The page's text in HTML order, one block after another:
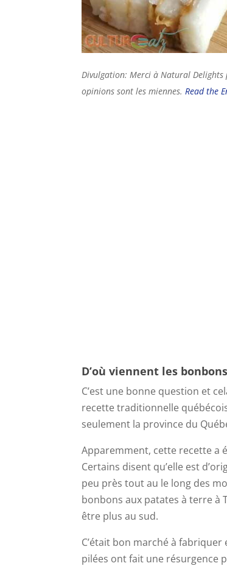
Divulgation: Merci à Natural Delights
opinions sont les miennes.Read the
D’où viennent les
C’est une bonne question et
recette traditionnelle
seulement la province du
Apparemment, cette recette a
Certains disent qu’elle est
peu près tout au le long des
bonbons aux patates à terre à
être plus au sud.
C’était bon marché à
pilées ont fait une résurgence